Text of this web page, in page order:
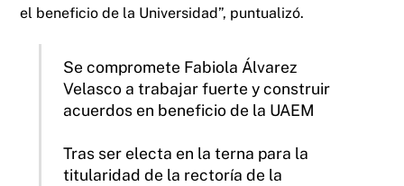
el beneficio de la Universidad”, puntualizó.
Se compromete Fabiola Álvarez
Velasco a trabajar fuerte y construir
acuerdos en beneficio de la UAEM
Tras ser electa en la terna para la
titularidad de la rectoría de la